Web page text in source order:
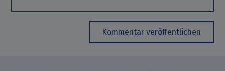
Kommentar veröffentlichen